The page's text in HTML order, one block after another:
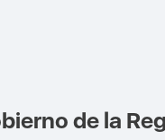
de la